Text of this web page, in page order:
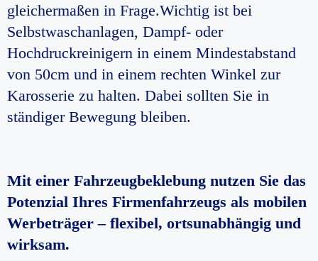
gleichermaßen in Frage.Wichtig ist bei
Selbstwaschanlagen, Dampf- oder
Hochdruckreinigern in einem Mindestabstand
von 50cm und in einem rechten Winkel zur
Karosserie zu halten. Dabei sollten Sie in
ständiger Bewegung bleiben.
Mit einer Fahrzeugbeklebung nutzen Sie das
Potenzial Ihres Firmenfahrzeugs als mobilen
Werbeträger – flexibel, ortsunabhängig und
wirksam.